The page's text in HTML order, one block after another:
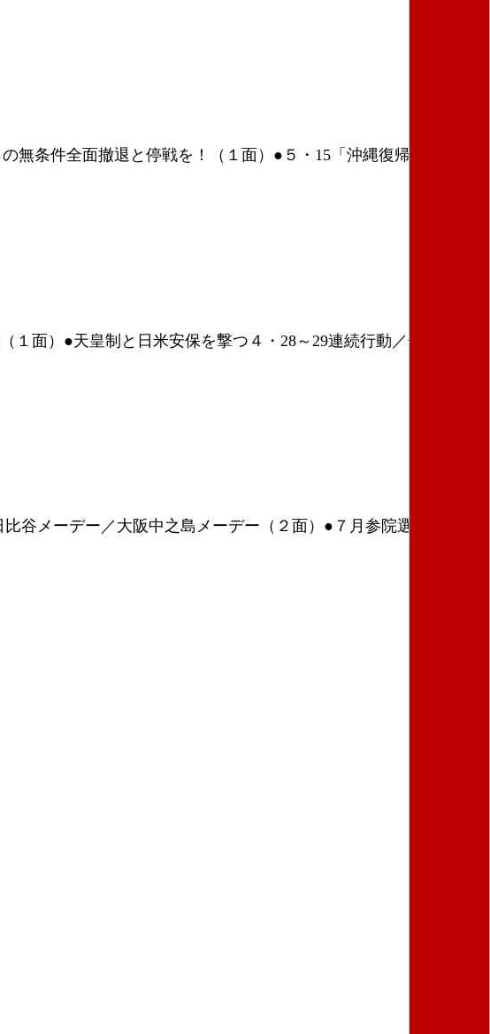
条件全面撤退と停戦を！（１面）●５・15「沖縄復帰」50年─
面）●天皇制と日米安保を撃つ４・28～29連続行動／佐竹秋田
谷メーデー／大阪中之島メーデー（２面）●７月参院選で何が問